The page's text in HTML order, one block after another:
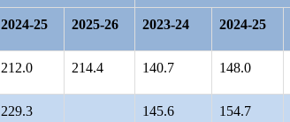
2024-25 2025-26 2023-24 2024-25
212.0 214.4 140.7 148.0
229.3 145.6 154.7